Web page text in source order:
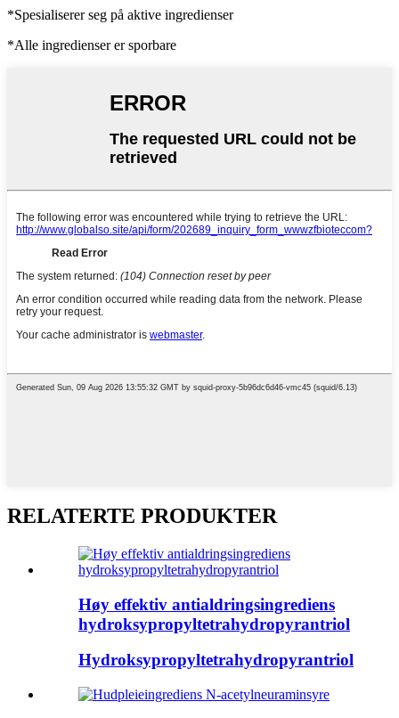
*Spesialiserer seg på aktive ingredienser
*Alle ingredienser er sporbare
RELATERTE PRODUKTER
Høy effektiv antialdringsingrediens
hydroksypropyltetrahydropyrantriol
Hydroksypropyltetrahydropyrantriol